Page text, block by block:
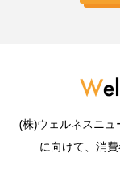
(株)ウェルネスニ
に向けて、消